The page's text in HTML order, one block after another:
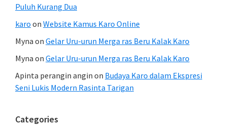
Puluh Kurang Dua
karo on Website Kamus Karo Online
Myna on Gelar Uru-urun Merga ras Beru Kalak Karo
Myna on Gelar Uru-urun Merga ras Beru Kalak Karo
Apinta perangin angin on Budaya Karo dalam Ekspresi
Seni Lukis Modern Rasinta Tarigan
Categories